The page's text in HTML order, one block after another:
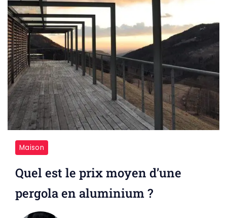
Maison
Quel est le prix moyen d’une
pergola en aluminium ?